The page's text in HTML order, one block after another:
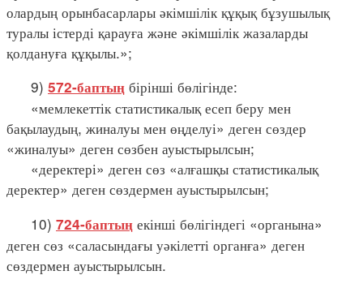
олардың орынбасарлары әкімшілік құқық бұзушылық
туралы істерді қарауға және әкімшілік жазаларды
қолдануға құқылы.»;
9) 572-баптың бірінші бөлігінде:
«мемлекеттік статистикалық есеп беру мен
бақылаудың, жиналуы мен өңделуі» деген сөздер
«жиналуы» деген сөзбен ауыстырылсын;
«деректері» деген сөз «алғашқы статистикалық
деректер» деген сөздермен ауыстырылсын;
10) 724-баптың екінші бөлігіндегі «органына»
деген сөз «саласындағы уәкілетті органға» деген
сөздермен ауыстырылсын.